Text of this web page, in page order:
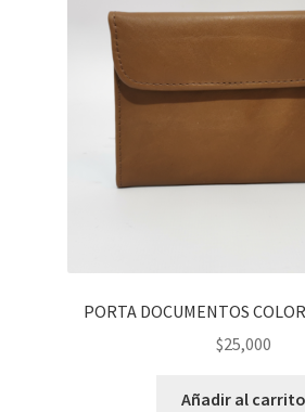
PORTA DOCUMENTOS
$25,000
Añadir al carrito